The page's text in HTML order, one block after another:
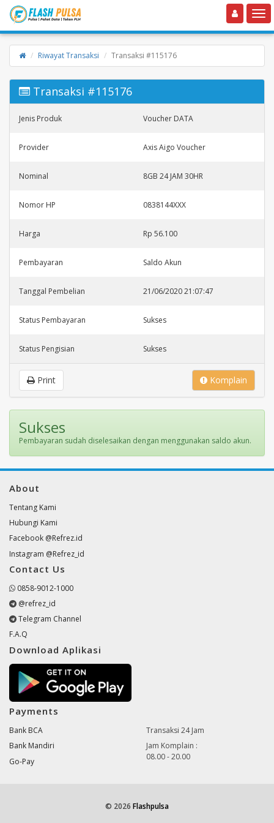
Toggle navigation
Riwayat Transaksi Transaksi #115176
Transaksi #115176
Jenis Produk Voucher DATA
Provider Axis Aigo Voucher
Nominal 8GB 24 JAM 30HR
Nomor HP 0838144XXX
Harga Rp 56.100
Pembayaran Saldo Akun
Tanggal Pembelian 21/06/2020 21:07:47
Status Pembayaran Sukses
Status Pengisian Sukses
Komplain
Print
Sukses
Pembayaran sudah diselesaikan dengan menggunakan saldo akun.
About
Tentang Kami
Hubungi Kami
Facebook @Refrez.id
Instagram @Refrez_id
Contact Us
0858-9012-1000
@refrez_id
Telegram Channel
F.A.Q
Download Aplikasi
Payments
Bank BCA
Bank Mandiri
Go-Pay
Transaksi 24 Jam
Jam Komplain :
08.00 - 20.00
© 2026 Flashpulsa